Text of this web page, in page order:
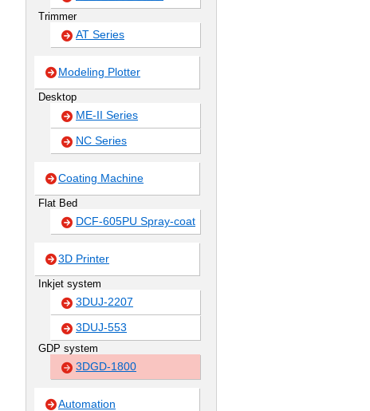
Trimmer
AT Series
Modeling Plotter
Desktop
ME-II Series
NC Series
Coating Machine
Flat Bed
DCF-605PU Spray-coat
3D Printer
Inkjet system
3DUJ-2207
3DUJ-553
GDP system
3DGD-1800
Automation